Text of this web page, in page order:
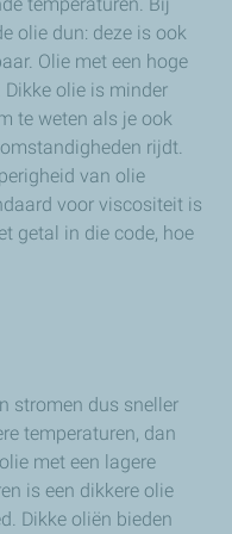
olie dun: deze is ook
Olie met een hoge
olie is minder
te weten als je ook
rijdt.
van olie
voor viscositeit is
getal in die code, hoe
stromen dus sneller
temperaturen, dan
met een lagere
is een dikkere olie
Dikke oliën bieden